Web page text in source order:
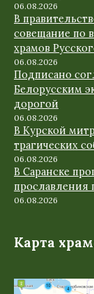
06.08.2026
В
совещание по
храмов
06.08.2026
Подписано
Белорусским
дорогой
06.08.2026
В Курской
трагических
06.08.2026
В Саранске
прославления
06.08.2026
Карта